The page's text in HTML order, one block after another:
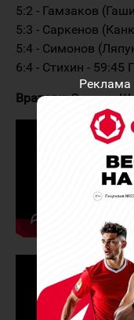
Реклама
5:2 - Гамзаков
5:3 - Саркенов
5:4 - Симонов
6:4 - Стихин - 59:45
Вратари:Зюзин -